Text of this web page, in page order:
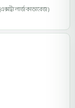
লার্জ কাভারেজ )